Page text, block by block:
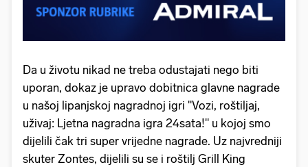
Da u životu nikad ne treba odustajati nego biti
uporan, dokaz je upravo dobitnica glavne nagrade
u našoj lipanjskoj nagradnoj igri "Vozi, roštiljaj,
uživaj: Ljetna nagradna igra 24sata!" u kojoj smo
dijelili čak tri super vrijedne nagrade. Uz najvredniji
skuter Zontes, dijelili su se i roštilj Grill King